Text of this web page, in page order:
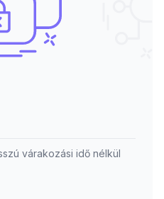
várakozási idő nélkül